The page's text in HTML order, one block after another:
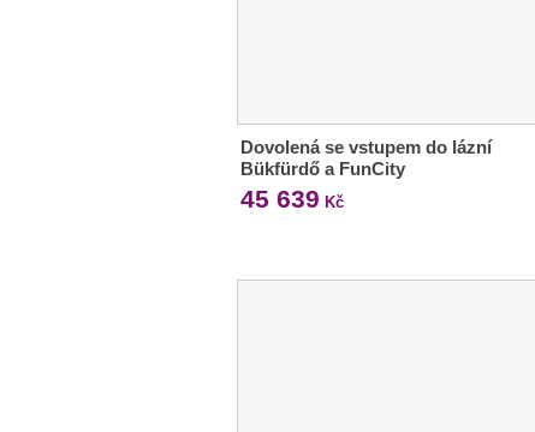
Dovolená se vstupem do lázní
Bükfürdő a FunCity
45 639 Kč